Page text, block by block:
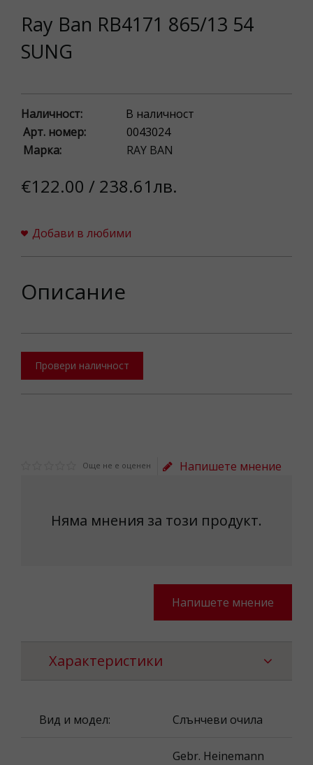
Ray Ban RB4171 865/13 54
SUNG
Наличност:
В наличност
Арт. номер:
0043024
Марка:
RAY BAN
€122.00 / 238.61лв.
Добави в любими
Описание
Провери наличност
Още не е оценен Напишете мнение
Няма мнения за този продукт.
Напишете мнение
Характеристики
Вид и модел: Слънчеви очила
Gebr. Heinemann